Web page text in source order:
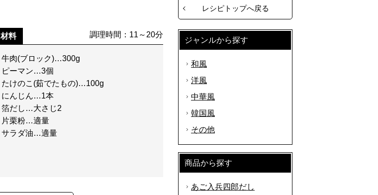
材料 調理時間：11～20分
牛肉(ブロック)…300g
ピーマン…3個
たけのこ(茹でたもの)…100g
にんじん…1本
箔だし…大さじ2
片栗粉…適量
サラダ油…適量
レシピトップへ戻る
ジャンルから探す
和風
洋風
中華風
韓国風
その他
商品から探す
あご入兵四郎だし